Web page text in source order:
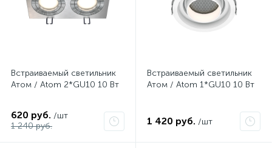
Встраиваемый светильник
Атом / Atom 2*GU10 10 Вт
620 руб. /шт
1 240 руб.
Встраиваемый светильник
Атом / Atom 1*GU10 10 Вт
1 420 руб. /шт